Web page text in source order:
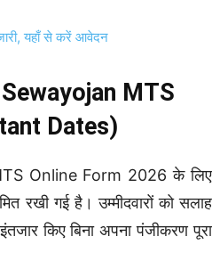
यहाँ से करें आवेदन
Sewayojan MTS
Dates)
Online Form 2026 के लिए
रखी गई है। उम्मीदवारों को सलाह
किए बिना अपना पंजीकरण पूरा